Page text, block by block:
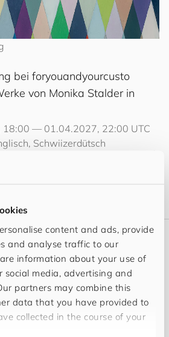
content and ads, provide
and analyse traffic to our
information about your use of
media, advertising and
partners may combine this
data that you have provided to
collected in the course of your
bei foryouandyourcusto
von Monika Stalder in
18:00 — 01.04.2027, 22:00 UTC
Schwiizerdütsch
Zürich